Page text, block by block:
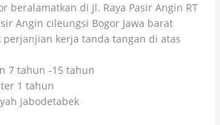
beralamatkan di Jl. Raya Pasir Angin RT
Angin cileungsi Bogor Jawa barat
perjanjian kerja tanda tangan di atas
7 tahun -15 tahun
1 tahun
jabodetabek